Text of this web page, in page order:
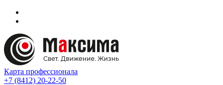
Карта профессионала
+7 (8412) 20-22-50